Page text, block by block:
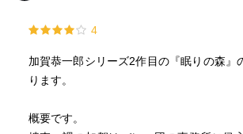
風間は未緒の才能を見抜き、特別な期待を
梶田も未緒を舞台の中心に据えようとし
い方には賛否があった。
未緒の過去を調べる中で、加賀は彼女が
4
加賀恭一郎シリーズ2作目の『眠りの森』
ります。
概要です。